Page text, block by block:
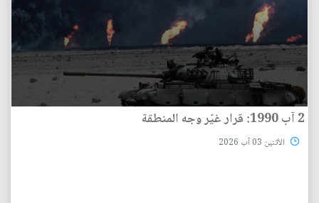
2 آب 1990: قرار غيّر وجه المنطقة
الأثنين 03 آب 2026